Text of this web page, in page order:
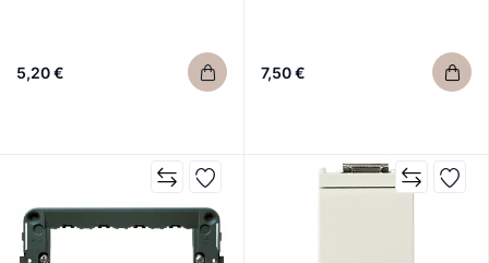
5,20 € 7,50 €